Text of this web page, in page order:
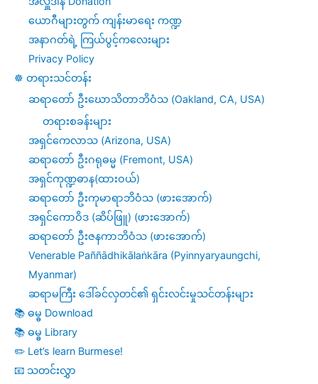
ယောဂီများတွက် ကျန်းမာရေး ကဏ္ဍ
အနာဂတ်ရဲ့ ကြယ်ပွင့်ကလေးများ
Privacy Policy
☸️ တရားသင်တန်း
ဆရာတော် ဦးဃောသိတာဘိဝံသ (Oakland, CA, USA)
တရားစခန်းများ
အရှင်ကေလာသ (Arizona, USA)
ဆရာတော် ဦးဂရုဓမ္မ (Fremont, USA)
အရှင်ကုဏ္ဍဓာန(ထားဝယ်)
ဆရာတော် ဦးကုမာရာဘိဝံသ (ဖားအောက်)
အရှင်ကောဝိဒ (ဆိပ်ဖြူ) (ဖားအောက်)
ဆရာတော် ဦးဇနကာဘိဝံသ (ဖားအောက်)
Venerable Paññādhikālaṅkāra (Pyinnyaryaungchi,
Myanmar)
ဆရာမကြီး ဒေါ်ခင်လှတင်၏ ရှင်းလင်းမှုသင်တန်းများ
📚 ဓမ္ဓ Download
📚 ဓမ္ဓ Library
✏️ Let’s learn Burmese!
📧 သတင်းလွှာ